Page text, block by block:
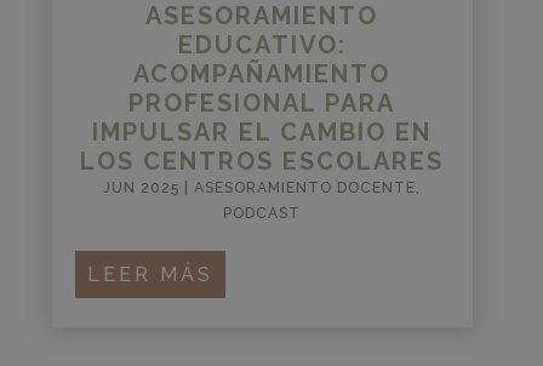
ASESORAMIENTO
EDUCATIVO:
ACOMPAÑAMIENTO
PROFESIONAL PARA
IMPULSAR EL CAMBIO EN
LOS CENTROS ESCOLARES
JUN 2025 |ASESORAMIENTO DOCENTE,
PODCAST
LEER MÁS